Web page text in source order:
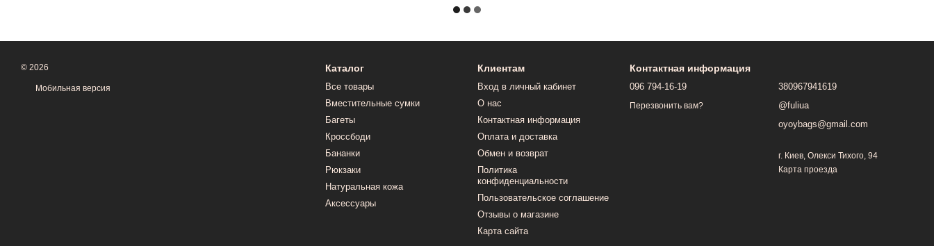
© 2026
Мобильная версия
Каталог
Все товары
Вместительные сумки
Багеты
Кроссбоди
Бананки
Рюкзаки
Натуральная кожа
Аксессуары
Клиентам
Вход в личный кабинет
О нас
Контактная информация
Оплата и доставка
Обмен и возврат
Политика
конфиденциальности
Пользовательское соглашение
Отзывы о магазине
Карта сайта
Контактная информация
096 794-16-19
Перезвонить вам?
380967941619
@fuliua
oyoybags@gmail.com
г. Киев, Олекси Тихого, 94
Карта проезда